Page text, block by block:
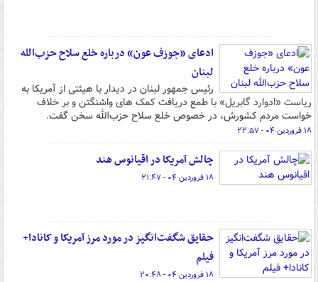
ادعای «جوزف عون» درباره خلع سلاح حزب‌الله
لبنان
رئیس جمهور لبنان در دیدار با هیئتی از آمریکا به
ریاست «ادوارد گابریل» با طمع دریافت کمک های واشنگتن و بر خلاف
خواست مردم کشورش، در خصوص خلع سلاح حزب‌الله سخن گفت.
۱۸ فروردین ۰۴ - ۲۲:۵۷
چالش آمریکا در اقیانوس هند
۱۸ فروردین ۰۴ - ۲۱:۴۷
حقایق شگفت‌انگیز در مورد مرز آمریکا و کانادا+
فیلم
۱۸ فروردین ۰۴ - ۲۰:۴۸